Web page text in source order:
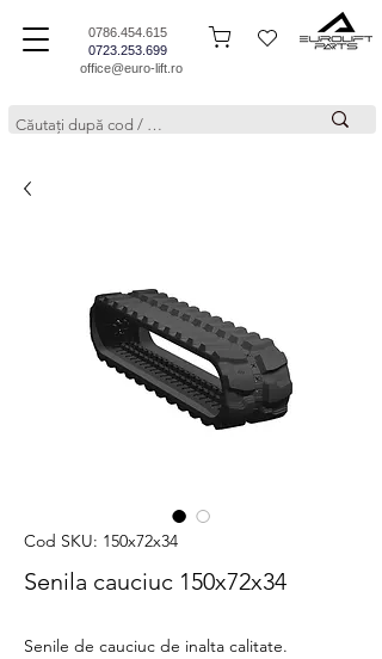
0786.454.615
0723.253.699
office@euro-lift.ro
Cod SKU: 150x72x34
Senila cauciuc 150x72x34
Senile de cauciuc de inalta calitate.